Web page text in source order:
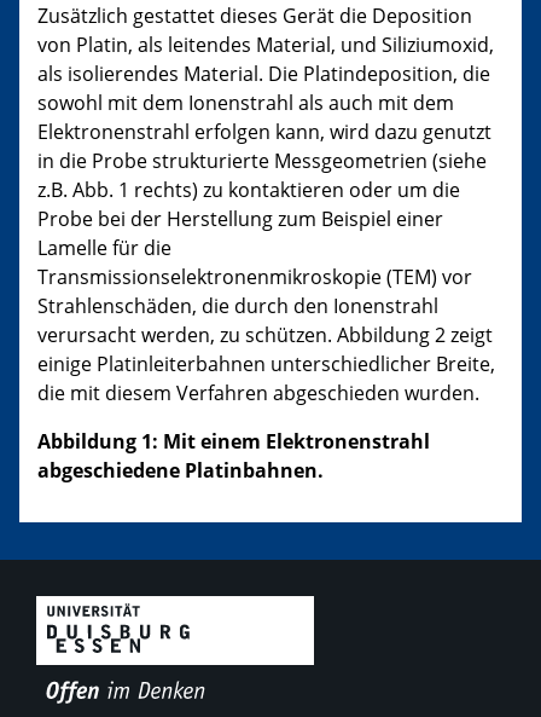
Zusätzlich gestattet dieses Gerät die Deposition
von Platin, als leitendes Material, und Siliziumoxid,
als isolierendes Material. Die Platindeposition, die
sowohl mit dem Ionenstrahl als auch mit dem
Elektronenstrahl erfolgen kann, wird dazu genutzt
in die Probe strukturierte Messgeometrien (siehe
z.B. Abb. 1 rechts) zu kontaktieren oder um die
Probe bei der Herstellung zum Beispiel einer
Lamelle für die
Transmissionselektronenmikroskopie (TEM) vor
Strahlenschäden, die durch den Ionenstrahl
verursacht werden, zu schützen. Abbildung 2 zeigt
einige Platinleiterbahnen unterschiedlicher Breite,
die mit diesem Verfahren abgeschieden wurden.
Abbildung 1: Mit einem Elektronenstrahl
abgeschiedene Platinbahnen.